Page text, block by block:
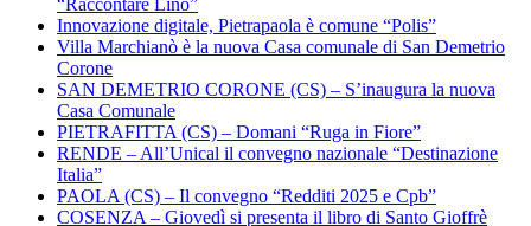
Innovazione digitale, Pietrapaola è comune “Polis”
Villa Marchianò è la nuova Casa comunale di San Demetrio
Corone
SAN DEMETRIO CORONE (CS) – S’inaugura la nuova
Casa Comunale
PIETRAFITTA (CS) – Domani “Ruga in Fiore”
RENDE – All’Unical il convegno nazionale “Destinazione
Italia”
PAOLA (CS) – Il convegno “Redditi 2025 e Cpb”
COSENZA – Giovedì si presenta il libro di Santo Gioffrè